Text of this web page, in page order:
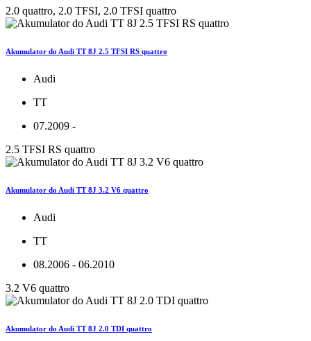
2.0 quattro, 2.0 TFSI, 2.0 TFSI quattro
Akumulator do Audi TT 8J 2.5 TFSI RS quattro
Audi
TT
07.2009 -
2.5 TFSI RS quattro
Akumulator do Audi TT 8J 3.2 V6 quattro
Audi
TT
08.2006 - 06.2010
3.2 V6 quattro
Akumulator do Audi TT 8J 2.0 TDI quattro